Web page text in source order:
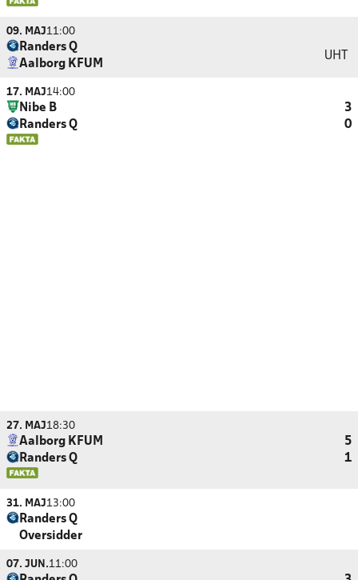
09. MAJ11:00
Randers Q
Aalborg KFUM
UHT
17. MAJ14:00
Nibe B
3
Randers Q
0
27. MAJ18:30
Aalborg KFUM
5
Randers Q
1
31. MAJ13:00
Randers Q
Oversidder
07. JUN.11:00